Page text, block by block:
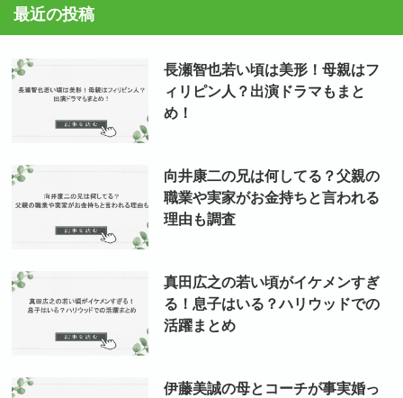
イ
最近の投稿
長瀬智也若い頃は美形！母親はフ
ィリピン人？出演ドラマもまと
め！
向井康二の兄は何してる？父親の
職業や実家がお金持ちと言われる
理由も調査
真田広之の若い頃がイケメンすぎ
る！息子はいる？ハリウッドでの
活躍まとめ
伊藤美誠の母とコーチが事実婚っ